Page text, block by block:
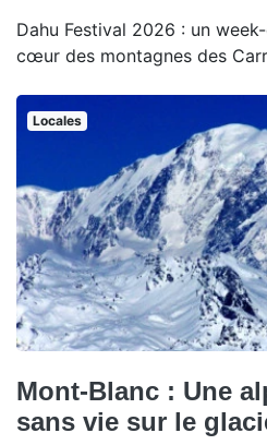
Dahu Festival 2026 : un
cœur des montagnes des
Locales
Mont-Blanc : Une
sans vie sur le